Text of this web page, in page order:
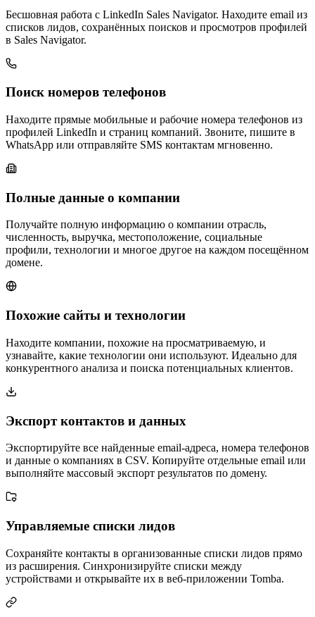
Бесшовная работа с LinkedIn Sales Navigator. Находите email из
списков лидов, сохранённых поисков и просмотров профилей
в Sales Navigator.
Поиск номеров телефонов
Находите прямые мобильные и рабочие номера телефонов из
профилей LinkedIn и страниц компаний. Звоните, пишите в
WhatsApp или отправляйте SMS контактам мгновенно.
Полные данные о компании
Получайте полную информацию о компании отрасль,
численность, выручка, местоположение, социальные
профили, технологии и многое другое на каждом посещённом
домене.
Похожие сайты и технологии
Находите компании, похожие на просматриваемую, и
узнавайте, какие технологии они используют. Идеально для
конкурентного анализа и поиска потенциальных клиентов.
Экспорт контактов и данных
Экспортируйте все найденные email-адреса, номера телефонов
и данные о компаниях в CSV. Копируйте отдельные email или
выполняйте массовый экспорт результатов по домену.
Управляемые списки лидов
Сохраняйте контакты в организованные списки лидов прямо
из расширения. Синхронизируйте списки между
устройствами и открывайте их в веб-приложении Tomba.